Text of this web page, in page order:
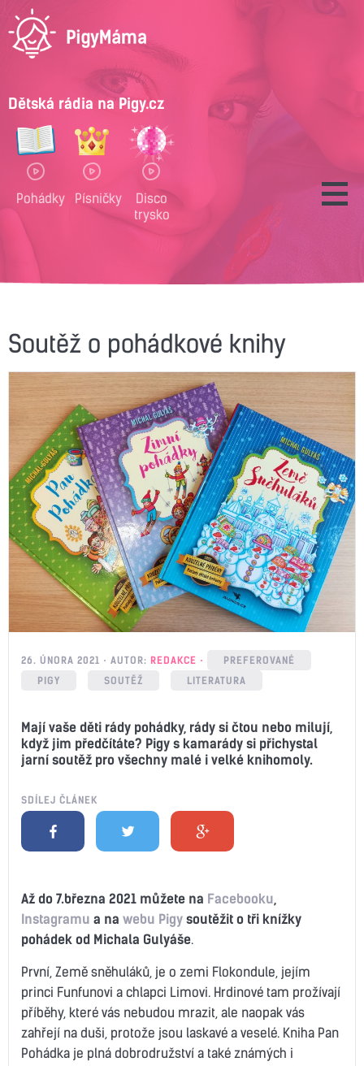
Dětská rádia na Pigy.cz
Pohádky Písničky
Disco
trysko
Soutěž o pohádkové knihy
26. ÚNORA 2021 AUTOR: REDAKCE
PREFEROVANÉ
PIGY
SOUTĚŽ LITERATURA
Mají vaše děti rády pohádky, rády si čtou nebo milují,
když jim předčítáte? Pigy s kamarády si přichystal
jarní soutěž pro všechny malé i velké knihomoly.
SDÍLEJ ČLÁNEK
Až do 7.března 2021 můžete na Facebooku
Instagramu a na webu Pigy soutěžit o tři knížky
pohádek od Michala Gulyáše.
První, Země sněhuláků, je o zemi Flokondule, jejím
princi Funfunovi a chlapci Limovi. Hrdinové tam prožívají
příběhy, které vás nebudou mrazit, ale naopak vás
zahřejí na duši, protože jsou laskavé a veselé. Kniha Pan
Pohádka je plná dobrodružství a také známých i